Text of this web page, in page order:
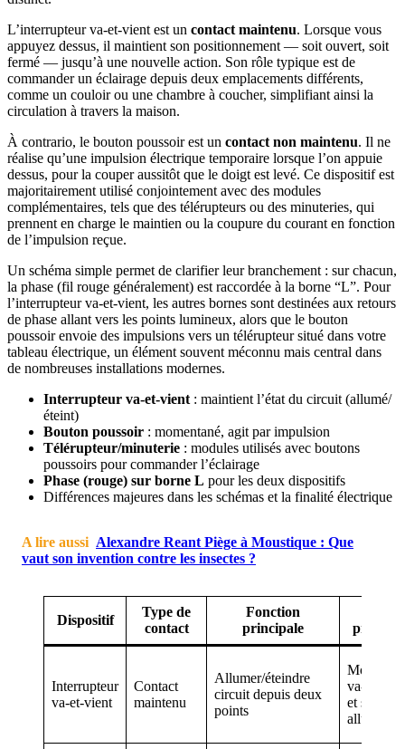
L’interrupteur va-et-vient est un contact maintenu. Lorsque vous
appuyez dessus, il maintient son positionnement — soit ouvert, soit
fermé — jusqu’à une nouvelle action. Son rôle typique est de
commander un éclairage depuis deux emplacements différents,
comme un couloir ou une chambre à coucher, simplifiant ainsi la
circulation à travers la maison.
À contrario, le bouton poussoir est un contact non maintenu. Il ne
réalise qu’une impulsion électrique temporaire lorsque l’on appuie
dessus, pour la couper aussitôt que le doigt est levé. Ce dispositif est
majoritairement utilisé conjointement avec des modules
complémentaires, tels que des télérupteurs ou des minuteries, qui
prennent en charge le maintien ou la coupure du courant en fonction
de l’impulsion reçue.
Un schéma simple permet de clarifier leur branchement : sur chacun,
la phase (fil rouge généralement) est raccordée à la borne “L”. Pour
l’interrupteur va-et-vient, les autres bornes sont destinées aux retours
de phase allant vers les points lumineux, alors que le bouton
poussoir envoie des impulsions vers un télérupteur situé dans votre
tableau électrique, un élément souvent méconnu mais central dans
de nombreuses installations modernes.
Interrupteur va-et-vient : maintient l’état du circuit (allumé/
éteint)
Bouton poussoir : momentané, agit par impulsion
Télérupteur/minuterie : modules utilisés avec boutons
poussoirs pour commander l’éclairage
Phase (rouge) sur borne L pour les deux dispositifs
Différences majeures dans les schémas et la finalité électrique
A lire aussi Alexandre Reant Piège à Moustique : Que
vaut son invention contre les insectes ?
Dispositif
Type de
contact
Fonction
principale
Interrupteur
va-et-vient
Contact
maintenu
Allumer/éteindre
circuit depuis deux
points
Montage
va-et-
et simple
allumage